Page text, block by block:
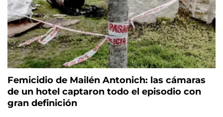
Femicidio de Mailén Antonich: las cámaras
de un hotel captaron todo el episodio con
gran definición